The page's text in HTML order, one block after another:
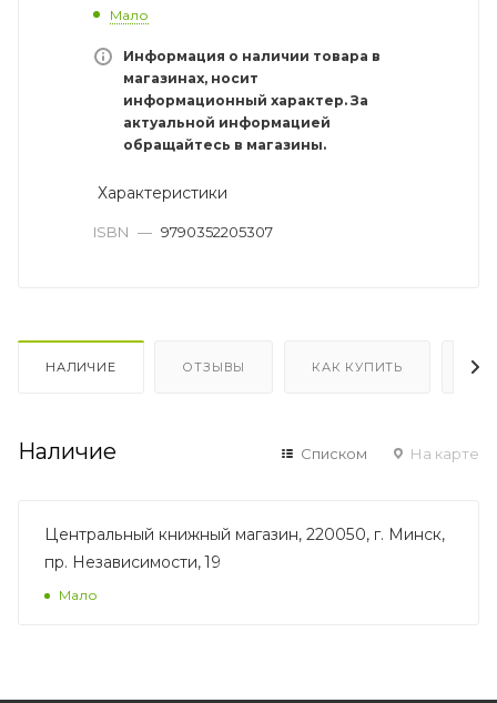
Мало
Информация о наличии товара в
магазинах, носит
информационный характер. За
актуальной информацией
обращайтесь в магазины.
Характеристики
ISBN — 9790352205307
НАЛИЧИЕ ОТЗЫВЫ КАК КУПИТЬ
Наличие Списком На карте
Центральный книжный магазин, 220050, г. Минск,
пр. Независимости, 19
Мало